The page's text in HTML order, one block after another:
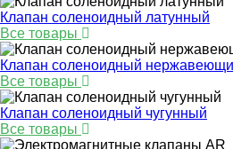
Клапан соленоидный латунный
Все товары
Клапан соленоидный
Все товары
Клапан соленоидный чугунный
Все товары